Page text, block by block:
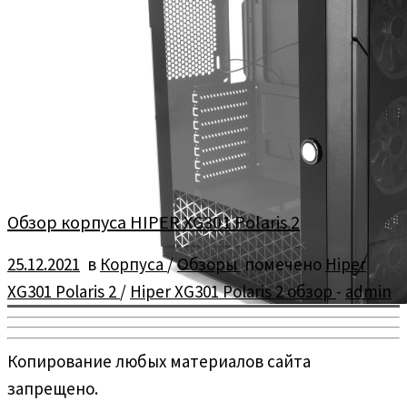
Обзор корпуса HIPER XG301 Polaris 2
25.12.2021 в Корпуса/Обзорыпомечено Hiper
XG301 Polaris 2 / Hiper XG301 Polaris 2 обзор - admin
Копирование любых материалов сайта
запрещено.